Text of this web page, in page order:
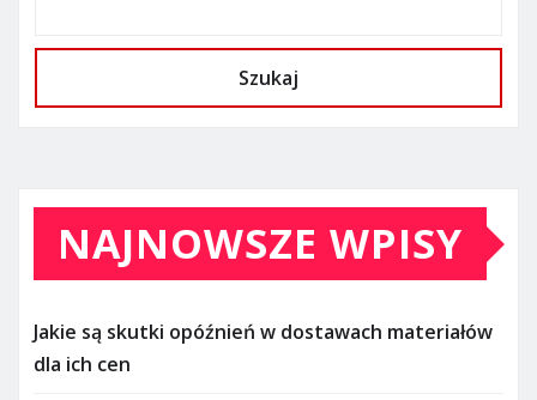
Szukaj
NAJNOWSZE WPISY
Jakie są skutki opóźnień w dostawach materiałów
dla ich cen